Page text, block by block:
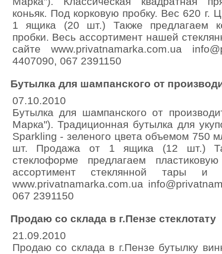
коньяк. Под корковую пробку. Вес 620 г.
1 ящика (20 шт.) Также предлагаем
пробки. Весь ассортимент нашей
сайте www.privatnamarka.com.ua
4407090, 067 2391150
Бутылка для шампанского от
07.10.2010
Бутылка для шампанского от
Марка"). Традиционная бутылка для
Sparkling - зеленого цвета объемом 750
шт. Продажа от 1 ящика (12 шт.)
стеклоформе предлагаем
ассортимент стеклянной тары и
www.privatnamarka.com.ua
067 2391150
Продаю со склада в г.Пензе стеклотату
21.09.2010
Продаю со склада в г.Пензе бутылку